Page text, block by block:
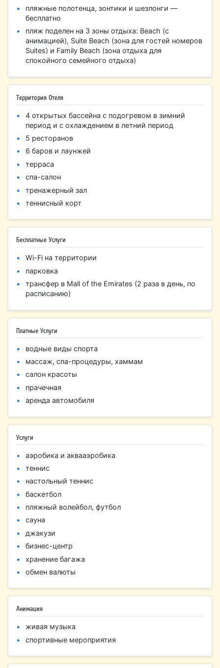
пляжные полотенца, зонтики и шезлонги —
бесплатно
пляж поделен на 3 зоны отдыха: Beach (с
анимацией), Suite Beach (зона для гостей номеров
Suites) и Family Beach (зона отдыха для
спокойного семейного отдыха)
Территория Отеля
4 открытых бассейна с подогревом в зимний
период и с охлаждением в летний период
5 ресторанов
6 баров и лаунжей
терраса
спа-салон
тренажерный зал
теннисный корт
Бесплатные Услуги
Wi-Fi на территории
парковка
трансфер в Mall of the Emirates (2 раза в день, по
расписанию)
Платные Услуги
водные виды спорта
массаж, спа-процедуры, хаммам
салон красоты
прачечная
аренда автомобиля
Услуги
аэробика и аквааэробика
теннис
настольный теннис
баскетбол
пляжный волейбол, футбол
сауна
джакузи
бизнес-центр
хранение багажа
обмен валюты
Анимация
живая музыка
спортивные мероприятия